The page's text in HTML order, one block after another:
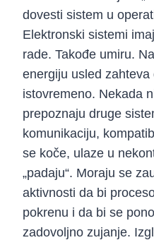
dovesti sistem u
Elektronski sistemi
rade. Takođe umiru.
energiju usled
istovremeno. Nekada
prepoznaju druge
komunikaciju,
se koče, ulaze u
„padaju“. Moraju se
aktivnosti da bi
pokrenu i da bi se
zadovoljno zujanje.